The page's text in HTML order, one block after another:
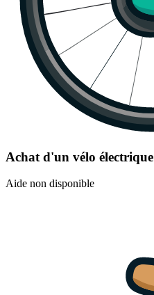
Achat d'un vélo électrique
Aide non disponible